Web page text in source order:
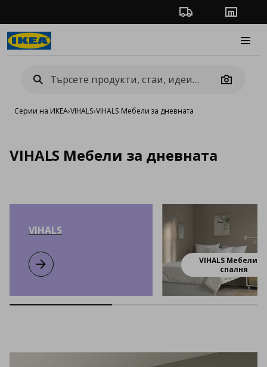
Проследяване на
Camera
Серии на ИКЕА›VIHALS›VIHALS Мебели за дневната
VIHALS Мебели за дневната
VIHALS
VIHALS
VIHALS Мебели
спалня